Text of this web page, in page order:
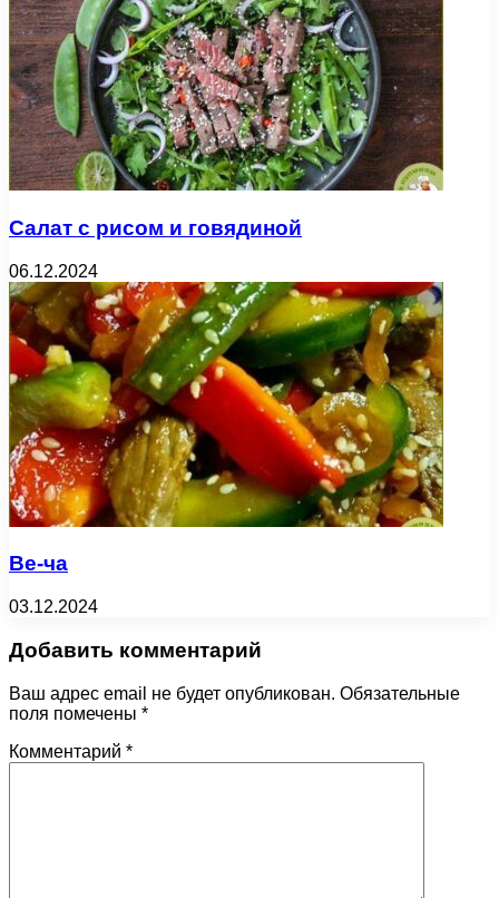
Салат с рисом и говядиной
06.12.2024
Ве-ча
03.12.2024
Добавить комментарий
Ваш адрес email не будет опубликован. Обязательные
поля помечены *
Комментарий *